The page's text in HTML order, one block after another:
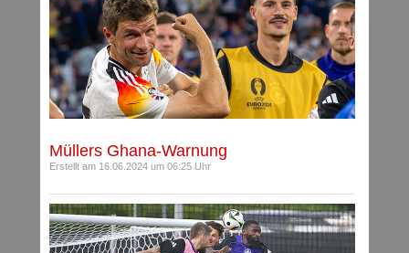
Müllers Ghana-Warnung
Erstellt am 16.06.2024 um 06:25 Uhr